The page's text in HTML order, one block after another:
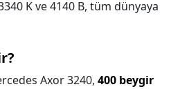
K ve 4140 B, tüm dünyaya
Axor 3240, 400 beygir